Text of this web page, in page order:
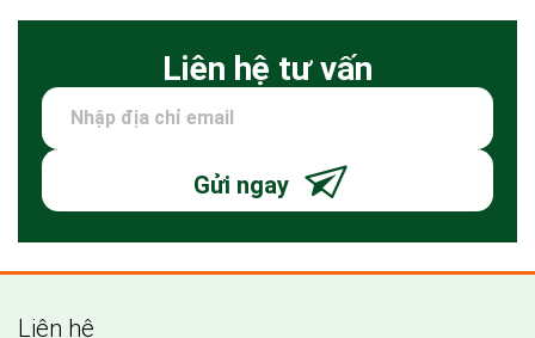
Liên hệ tư vấn
Gửi ngay
Liên hệ